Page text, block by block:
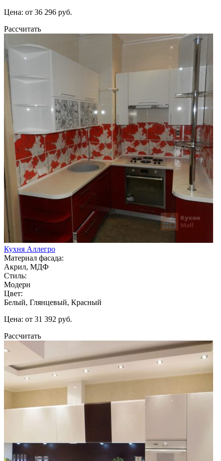
Цена: от 36 296 руб.
Рассчитать
Кухня Аллегро
Материал фасада:
Акрил, МДФ
Стиль:
Модерн
Цвет:
Белый, Глянцевый, Красный
Цена: от 31 392 руб.
Рассчитать